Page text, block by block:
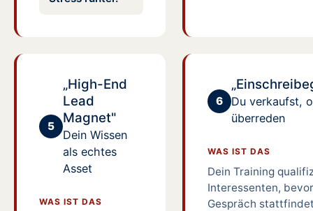
5
„High-End
Lead
Magnet"
Dein Wissen
als echtes
Asset
WAS IST DAS
6
Du verkaufst,
überreden
WAS IST DAS
Dein Training
Interessenten,
Gespräch